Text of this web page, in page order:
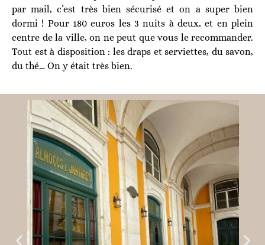
par mail, c’est très bien sécurisé et on a super bien
dormi ! Pour 180 euros les 3 nuits à deux, et en plein
centre de la ville, on ne peut que vous le recommander.
Tout est à disposition : les draps et serviettes, du savon,
du thé… On y était très bien.